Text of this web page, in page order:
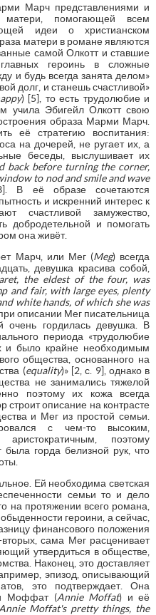
Марч представлениями и
матери, помогающей всем
идеи о христианском
матери в романе являются
самой Олкотт и ставшие
героинь в сложные
и будь всегда занята делом»
долг, и станешь счастливой»
) [5], то есть трудолюбие и
учила Эбигейл Олкотт свою
образа Марми Марч.
её стратегию воспитания:
на дочерей, не ругает их, а
беседы, выслушивает их
back before turning the corner,
to nod and smile and wave
В её образе сочетаются
и искренний интерес к
счастливой замужество,
добродетельной и помогать
она живёт.
Марч, или Мег (Meg) всегда
девушка красива собой,
the eldest of the four, was
and fair, with large eyes, plenty
white hands, of which she was
описании Мег писательница
очень гордилась девушка. В
периода «трудолюбие
и было крайне необходимым
общества, основанного на
(equality)» [2, с. 9], однако в
не занимались тяжелой
поэтому их кожа всегда
строит описание на контрасте
и Мег из простой семьи.
с чем-то высоким,
поэтому
горда белизной рук, что
Ей необходима светская
семьи то и дело
на протяжении всего романа,
героини, а сейчас,
финансового положения
сама Мег расценивает
утвердиться в обществе,
Наконец, это доставляет
эпизод, описывающий
это подтверждает. Она
Моффат (Annie Moffat) и её
Moffat's pretty things, the